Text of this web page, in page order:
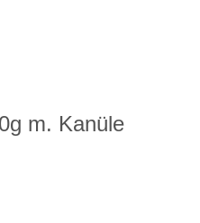
m. Kanüle